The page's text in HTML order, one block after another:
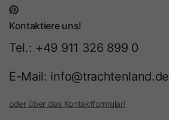
Kontaktiere uns!
Tel.: +49 911 326 899 0
E-Mail: info@trachtenland.de
oder über das Kontaktformular!